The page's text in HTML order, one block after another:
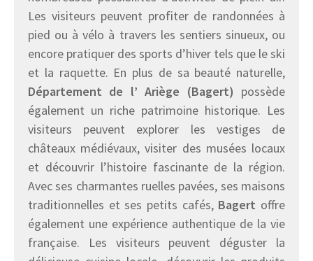
Les visiteurs peuvent profiter de randonnées à
pied ou à vélo à travers les sentiers sinueux, ou
encore pratiquer des sports d’hiver tels que le ski
et la raquette. En plus de sa beauté naturelle,
Département de l’ Ariège (Bagert) possède
également un riche patrimoine historique. Les
visiteurs peuvent explorer les vestiges de
châteaux médiévaux, visiter des musées locaux
et découvrir l’histoire fascinante de la région.
Avec ses charmantes ruelles pavées, ses maisons
traditionnelles et ses petits cafés, Bagert offre
également une expérience authentique de la vie
française. Les visiteurs peuvent déguster la